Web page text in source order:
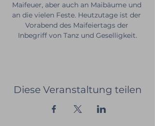
Maifeuer, aber auch an Maibäume und
an die vielen Feste. Heutzutage ist der
Vorabend des Maifeiertags der
Inbegriff von Tanz und Geselligkeit.
Diese Veranstaltung teilen